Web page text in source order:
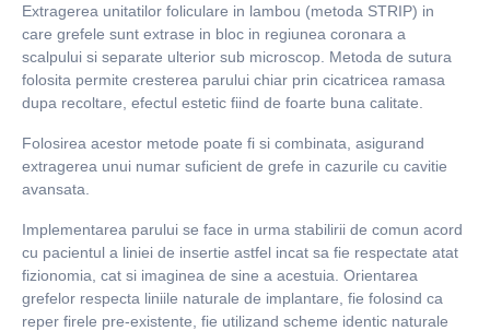
Extragerea unitatilor foliculare in lambou (metoda STRIP) in
care grefele sunt extrase in bloc in regiunea coronara a
scalpului si separate ulterior sub microscop. Metoda de sutura
folosita permite cresterea parului chiar prin cicatricea ramasa
dupa recoltare, efectul estetic fiind de foarte buna calitate.
Folosirea acestor metode poate fi si combinata, asigurand
extragerea unui numar suficient de grefe in cazurile cu cavitie
avansata.
Implementarea parului se face in urma stabilirii de comun acord
cu pacientul a liniei de insertie astfel incat sa fie respectate atat
fizionomia, cat si imaginea de sine a acestuia. Orientarea
grefelor respecta liniile naturale de implantare, fie folosind ca
reper firele pre-existente, fie utilizand scheme identic naturale